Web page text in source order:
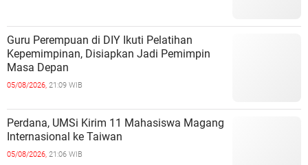
Guru Perempuan di DIY Ikuti Pelatihan
Kepemimpinan, Disiapkan Jadi Pemimpin
Masa Depan
05/08/2026, 21:09 WIB
Perdana, UMSi Kirim 11 Mahasiswa Magang
Internasional ke Taiwan
05/08/2026, 21:06 WIB